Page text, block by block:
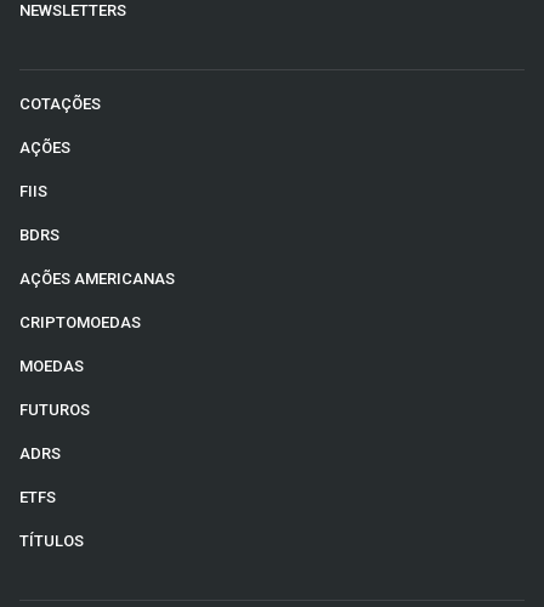
NEWSLETTERS
COTAÇÕES
AÇÕES
FIIS
BDRS
AÇÕES AMERICANAS
CRIPTOMOEDAS
MOEDAS
FUTUROS
ADRS
ETFS
TÍTULOS